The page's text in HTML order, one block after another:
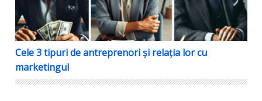
Cele 3 tipuri de antreprenori și relația lor cu
marketingul